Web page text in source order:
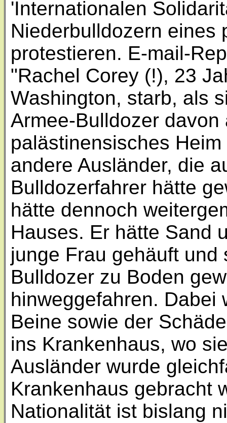
'Internationalen
Niederbulldozern eines
protestieren. E-mail-
"Rachel Corey (!), 23
Washington, starb, als
Armee-Bulldozer
palästinensisches
andere Ausländer, die
Bulldozerfahrer hätte
hätte dennoch
Hauses. Er hätte Sand
junge Frau gehäuft
Bulldozer zu Boden
hinweggefahren. Dabei
Beine sowie der
ins Krankenhaus, wo
Ausländer wurde
Krankenhaus gebracht
Nationalität ist bislang